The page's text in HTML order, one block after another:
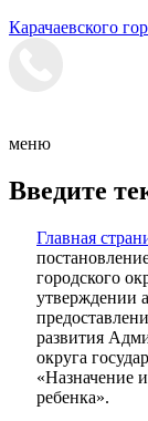
Карачаевского
меню
Введите
Главная
городского
утверждении
развития
округа
«Назначение
ребенка».